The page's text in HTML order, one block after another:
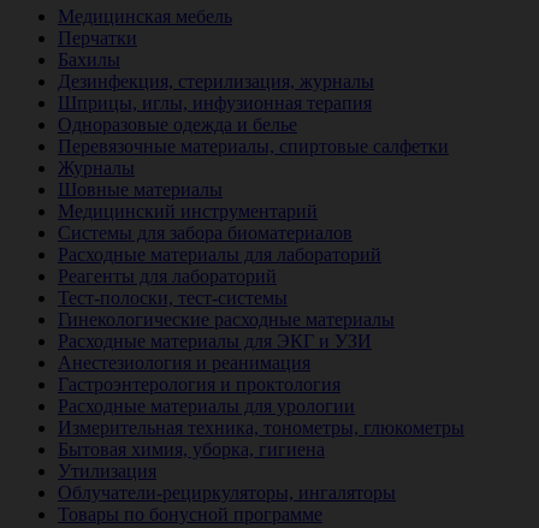
Медицинская мебель
Перчатки
Бахилы
Дезинфекция, стерилизация, журналы
Шприцы, иглы, инфузионная терапия
Одноразовые одежда и белье
Перевязочные материалы, спиртовые салфетки
Журналы
Шовные материалы
Медицинский инструментарий
Системы для забора биоматериалов
Расходные материалы для лабораторий
Реагенты для лабораторий
Тест-полоски, тест-системы
Гинекологические расходные материалы
Расходные материалы для ЭКГ и УЗИ
Анестезиология и реанимация
Гастроэнтерология и проктология
Расходные материалы для урологии
Измерительная техника, тонометры, глюкометры
Бытовая химия, уборка, гигиена
Утилизация
Облучатели-рециркуляторы, ингаляторы
Товары по бонусной программе